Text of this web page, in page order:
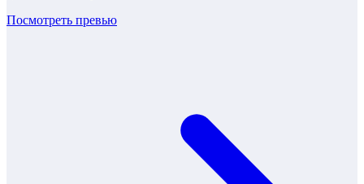
Посмотреть превью